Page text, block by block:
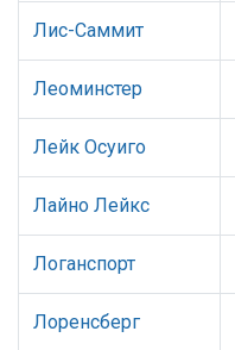
Лис-Саммит
Леоминстер
Лейк Осуиго
Лайно Лейкс
Логанспорт
Лоренсберг